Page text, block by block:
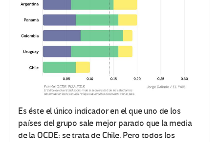
Es éste el único indicador en el que uno de los
países del grupo sale mejor parado que la media
de la OCDE: se trata de Chile. Pero todos los